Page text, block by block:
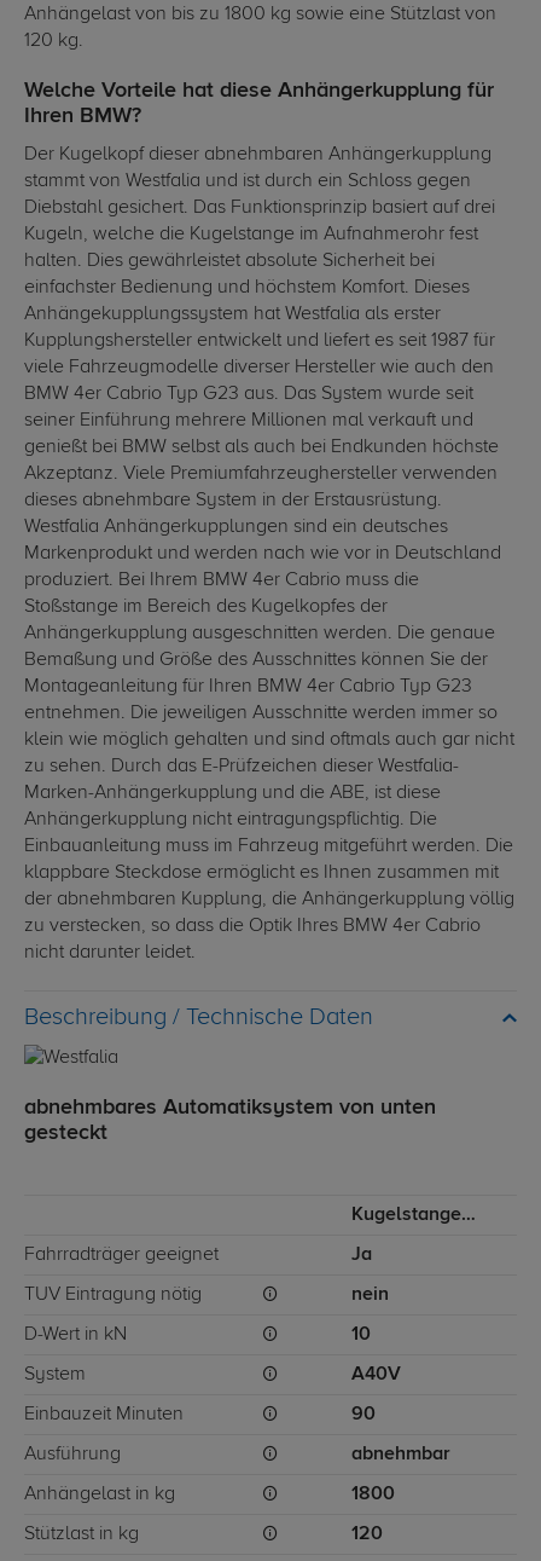
Anhängelast von bis zu 1800 kg sowie eine Stützlast von
120 kg.
Welche Vorteile hat diese Anhängerkupplung für
Ihren BMW?
Der Kugelkopf dieser abnehmbaren Anhängerkupplung
stammt von Westfalia und ist durch ein Schloss gegen
Diebstahl gesichert. Das Funktionsprinzip basiert auf drei
Kugeln, welche die Kugelstange im Aufnahmerohr fest
halten. Dies gewährleistet absolute Sicherheit bei
einfachster Bedienung und höchstem Komfort. Dieses
Anhängekupplungssystem hat Westfalia als erster
Kupplungshersteller entwickelt und liefert es seit 1987 für
viele Fahrzeugmodelle diverser Hersteller wie auch den
BMW 4er Cabrio Typ G23 aus. Das System wurde seit
seiner Einführung mehrere Millionen mal verkauft und
genießt bei BMW selbst als auch bei Endkunden höchste
Akzeptanz. Viele Premiumfahrzeughersteller verwenden
dieses abnehmbare System in der Erstausrüstung.
Westfalia Anhängerkupplungen sind ein deutsches
Markenprodukt und werden nach wie vor in Deutschland
produziert. Bei Ihrem BMW 4er Cabrio muss die
Stoßstange im Bereich des Kugelkopfes der
Anhängerkupplung ausgeschnitten werden. Die genaue
Bemaßung und Größe des Ausschnittes können Sie der
Montageanleitung für Ihren BMW 4er Cabrio Typ G23
entnehmen. Die jeweiligen Ausschnitte werden immer so
klein wie möglich gehalten und sind oftmals auch gar nicht
zu sehen. Durch das E-Prüfzeichen dieser Westfalia-
Marken-Anhängerkupplung und die ABE, ist diese
Anhängerkupplung nicht eintragungspflichtig. Die
Einbauanleitung muss im Fahrzeug mitgeführt werden. Die
klappbare Steckdose ermöglicht es Ihnen zusammen mit
der abnehmbaren Kupplung, die Anhängerkupplung völlig
zu verstecken, so dass die Optik Ihres BMW 4er Cabrio
nicht darunter leidet.
Technische Daten
abnehmbares Automatiksystem von unten
gesteckt
Kugelstange von unten gesteckt
Fahrradträger geeignet Ja
TÜV Eintragung nötig nein
D-Wert in kN 10
System A40V
Einbauzeit Minuten 90
Ausführung abnehmbar
Anhängelast in kg 1800
Stützlast in kg 120